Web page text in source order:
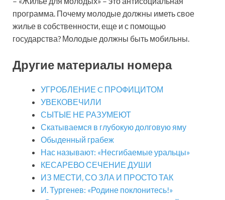
программа. Почему молодые должны иметь свое
жилье в собственности, еще и с помощью
государства? Молодые должны быть мобильны.
Другие материалы номера
УГРОБЛЕНИЕ C ПРОФИЦИТОМ
УВЕКОВЕЧИЛИ
СЫТЫЕ НЕ РАЗУМЕЮТ
Скатываемся в глубокую долговую яму
Обыденный грабеж
Нас называют: «Несгибаемые уральцы»
КЕСАРЕВО СЕЧЕНИЕ ДУШИ
ИЗ МЕСТИ, СО ЗЛА И ПРОСТО ТАК
И. Тургенев: «Родине поклонитесь!»